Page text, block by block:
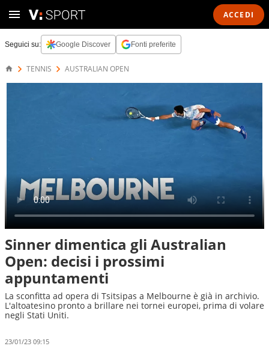
ACCEDI
Seguici su: Google Discover Fonti preferite
TENNIS AUSTRALIAN OPEN
Sinner dimentica gli Australian
Open: decisi i prossimi
appuntamenti
La sconfitta ad opera di Tsitsipas a Melbourne è già in archivio.
L'altoatesino pronto a brillare nei tornei europei, prima di volare
negli Stati Uniti.
23/01/23 09:15